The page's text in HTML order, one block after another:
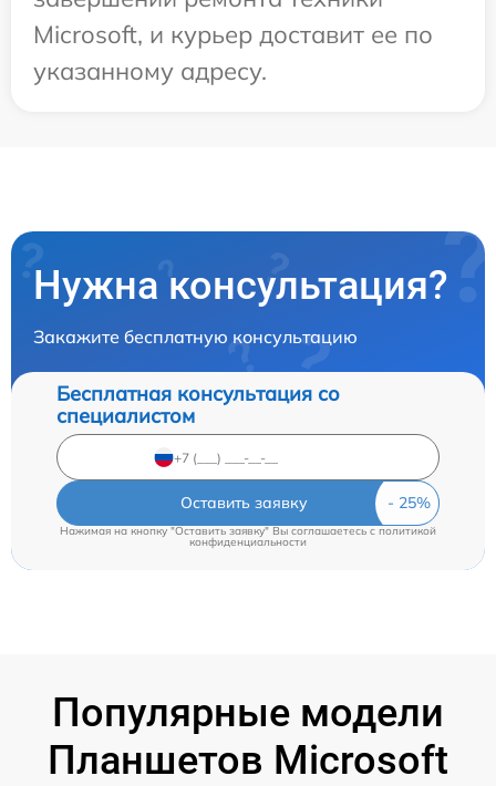
Microsoft, и курьер доставит ее по
указанному адресу.
Нужна консультация?
Закажите бесплатную консультацию
Бесплатная консультация со
специалистом
Оставить заявку
Нажимая на кнопку "Оставить заявку" Вы соглашаетесь c политикой
конфиденциальности
Популярные модели
Планшетов Microsoft